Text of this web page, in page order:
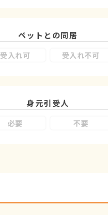
ペットとの同居
受入れ可 受入れ不可
身元引受人
必要 不要